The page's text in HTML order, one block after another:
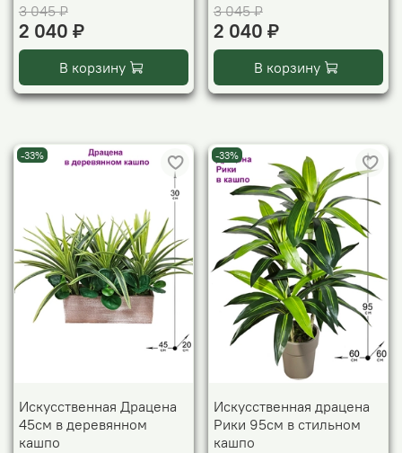
3 045 ₽
2 040 ₽
В корзину
3 045 ₽
2 040 ₽
В корзину
-33%
Искусственная Драцена
45см в деревянном
кашпо
-33%
Искусственная драцена
Рики 95см в стильном
кашпо